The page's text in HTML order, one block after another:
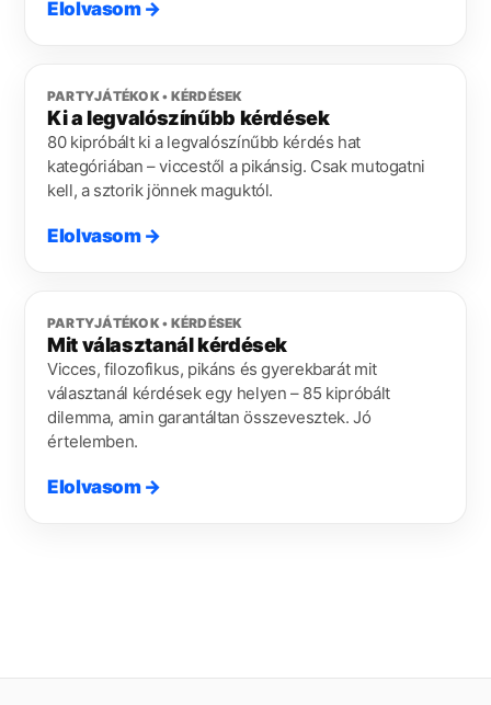
Elolvasom→
PARTYJÁTÉKOK • KÉRDÉSEK
Ki a legvalószínűbb kérdések
80 kipróbált ki a legvalószínűbb kérdés hat
kategóriában – viccestől a pikánsig. Csak mutogatni
kell, a sztorik jönnek maguktól.
Elolvasom→
PARTYJÁTÉKOK • KÉRDÉSEK
Mit választanál kérdések
Vicces, filozofikus, pikáns és gyerekbarát mit
választanál kérdések egy helyen – 85 kipróbált
dilemma, amin garantáltan összevesztek. Jó
értelemben.
Elolvasom→